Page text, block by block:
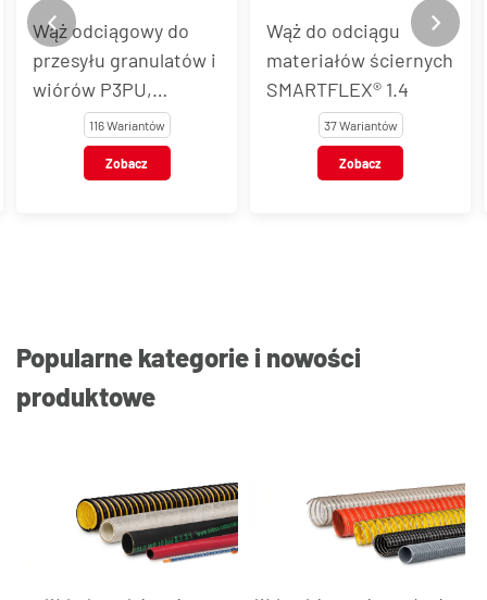
Wąż odciągowy do
przesyłu granulatów i
wiórów P3PU,
P3PUAS, P3PUEL
116 Wariantów
Zobacz
Wąż do odciągu
materiałów ściernych
SMARTFLEX® 1.4
37 Wariantów
Zobacz
Popularne kategorie i nowości
produktowe